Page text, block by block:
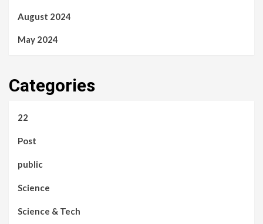
August 2024
May 2024
Categories
22
Post
public
Science
Science & Tech